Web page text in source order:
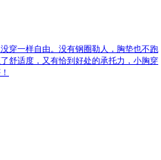
穿一样自由。没有钢圈勒人，胸垫也不跑
舒适度，又有恰到好处的承托力，小胸穿